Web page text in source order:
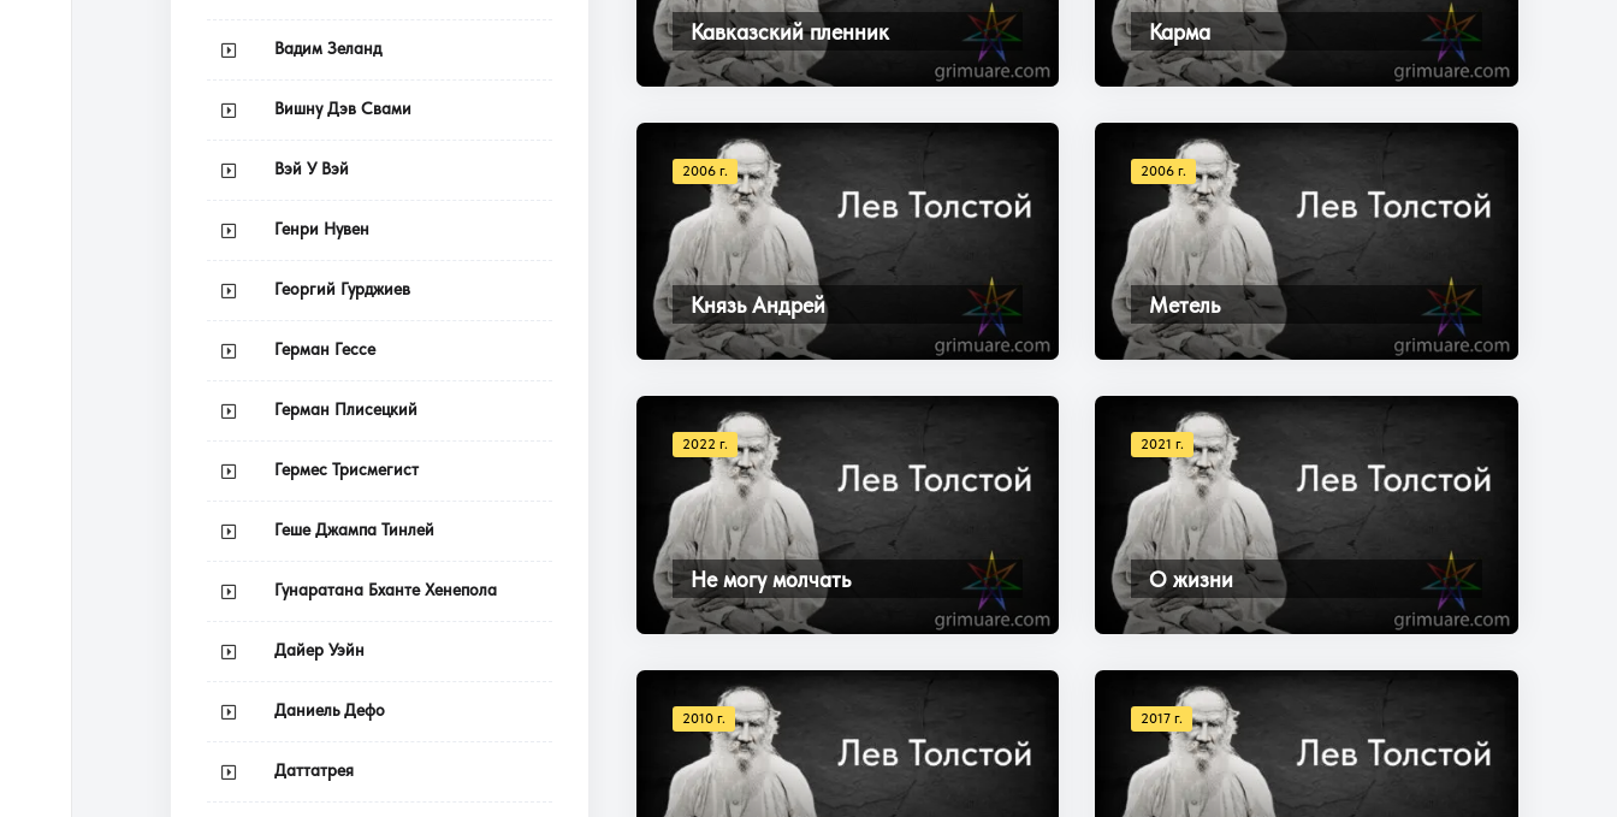
Кавказский пленник Карма
2006 г.
Князь Андрей
2006 г.
Метель
2022 г.
Не могу молчать
2021 г.
О жизни
2010 г. 2017 г.
Вадим Зеланд
Вишну Дэв Свами
Вэй У Вэй
Генри Нувен
Георгий Гурджиев
Герман Гессе
Герман Плисецкий
Гермес Трисмегист
Геше Джампа Тинлей
Гунаратана Бханте Хенепола
Дайер Уэйн
Даниель Дефо
Даттатрея